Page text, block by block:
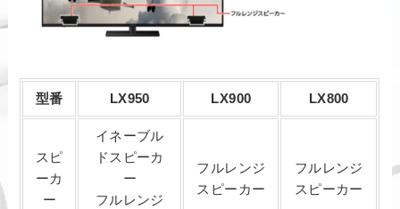
型番 LX950 LX900 LX800
スピ
ーカ
ー
イネーブル
ドスピーカ
ー
フルレンジ
フルレンジ
スピーカー
フルレンジ
スピーカー